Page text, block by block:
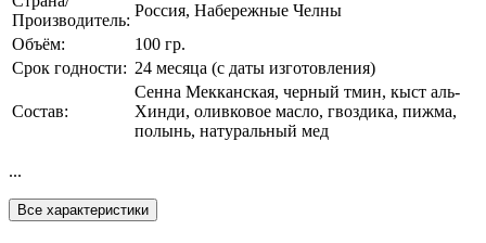
Производитель:
Россия, Набережные Челны
Объём:
100 гр.
Срок годности: 24 месяца (с даты изготовления)
Состав:
Сенна Мекканская, черный тмин, кыст аль-
Хинди, оливковое масло, гвоздика, пижма,
полынь, натуральный мед
...
Все характеристики